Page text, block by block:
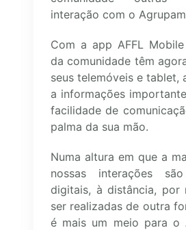
interação com o
Com a app AFFL
da comunidade têm
seus telemóveis e tablet,
a informações
facilidade de
palma da sua mão.
Numa altura em que a
nossas interações
digitais, à distância, por
ser realizadas de outra
é mais um meio para o